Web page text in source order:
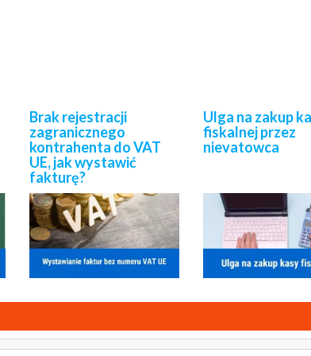
Brak rejestracji
zagranicznego
kontrahenta do VAT
UE, jak wystawić
fakturę?
Ulga na zakup
fiskalnej przez
nievatowca